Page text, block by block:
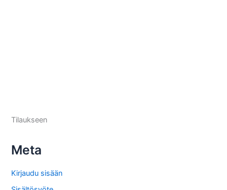
Tilaukseen
Meta
Kirjaudu sisään